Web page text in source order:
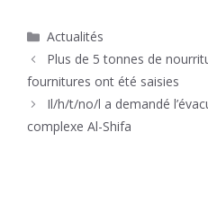
Catégories
Actualités
Plus de 5 tonnes de
fournitures ont été saisies
Il/h/t/no/l a demandé
complexe Al-Shifa